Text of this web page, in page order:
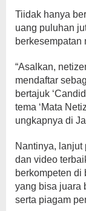
Tiidak hanya
uang puluhan
berkesempatan
“Asalkan,
mendaftar
bertajuk
tema ‘Mata
ungkapnya di
Nantinya, lanjut
dan video
berkompeten di
yang bisa juara
serta piagam